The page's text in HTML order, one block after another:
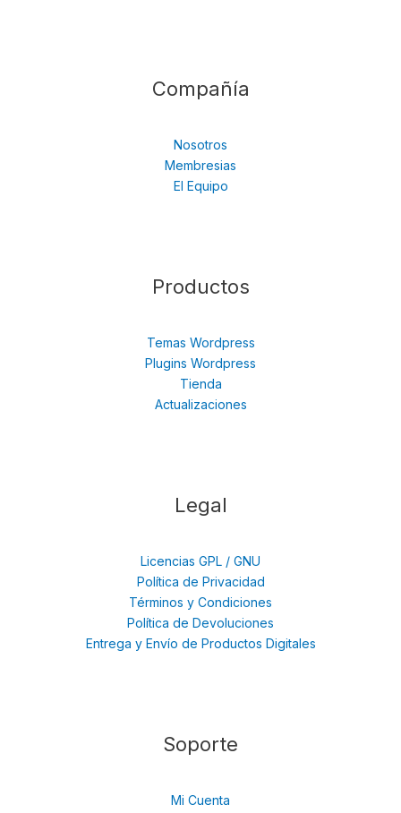
Compañía
Nosotros
Membresias
El Equipo
Productos
Temas Wordpress
Plugins Wordpress
Tienda
Actualizaciones
Legal
Licencias GPL / GNU
Política de Privacidad
Términos y Condiciones
Política de Devoluciones
Entrega y Envío de Productos Digitales
Soporte
Mi Cuenta